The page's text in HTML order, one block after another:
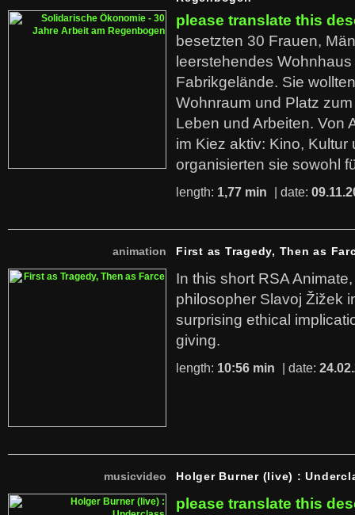
please translate this
besetzten 30 Frauen,
leerstehendes
Fabrikgelände. Sie
Wohnraum und Platz
Leben und Arbeiten. Von
im Kiez aktiv: Kino,
organisierten sie sowohl
length: 1,77 min | date:
animation First as Tragedy, Then as
In this short RSA
philosopher Slavoj Žižek
surprising ethical
giving.
length: 10:56 min | date:
musicvideo Holger Burner (live) :
please translate this